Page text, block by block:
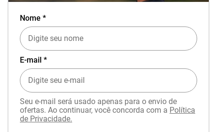
Nome *
E-mail *
Seu e-mail será usado apenas para o envio de
ofertas. Ao continuar, você concorda com a Política
de Privacidade.